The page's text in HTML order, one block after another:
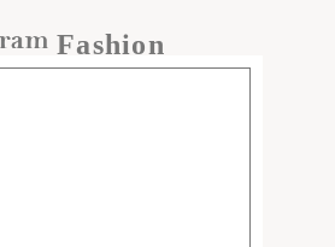
Fashion